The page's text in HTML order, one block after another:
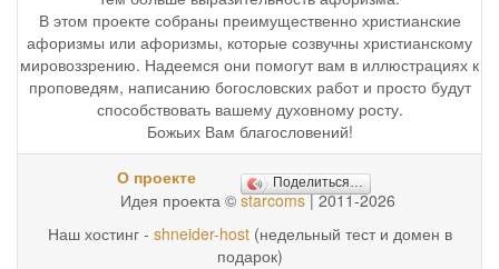
В этом проекте собраны преимущественно христианские
афоризмы или афоризмы, которые созвучны христианскому
мировоззрению. Надеемся они помогут вам в иллюстрациях к
проповедям, написанию богословских работ и просто будут
способствовать вашему духовному росту.
Божьих Вам благословений!
О проекте Поделиться…
Идея проекта © starcoms| 2011-2026
Наш хостинг - shneider-host(недельный тест и домен в
подарок)